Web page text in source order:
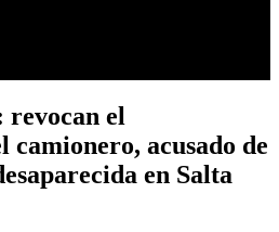
revocan el
camionero, acusado de
en Salta